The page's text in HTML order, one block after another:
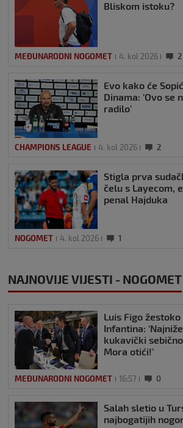
Bliskom istoku?
MEĐUNARODNI NOGOMET 4. kol 2026 2
Evo kako će
Dinama: ‘Ovo se
radilo’
CHAMPIONS LEAGUE 4. kol 2026 2
Stigla prva
čelu s Layecom,
penal Hajduka
NOGOMET 4. kol 2026 1
NAJNOVIJE VIJESTI - NOGOMET
Luis Figo
Infantina:
kukavički
Mora otići!’
MEĐUNARODNI NOGOMET 16:57 0
Salah sletio u
najbogatijih